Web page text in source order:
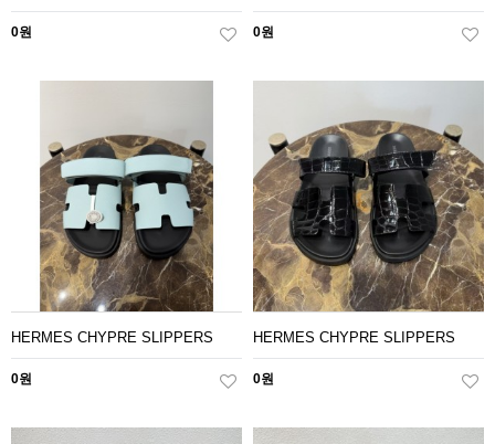
0원 0원
HERMES CHYPRE SLIPPERS
0원
HERMES CHYPRE SLIPPERS
0원